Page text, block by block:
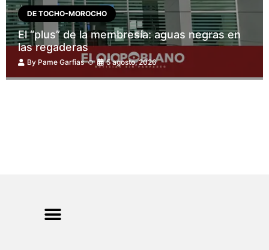
DE TOCHO-MOROCHO
El “plus” de la membresía: aguas negras en
las regaderas
By Pame Garfias 5 agosto, 2026